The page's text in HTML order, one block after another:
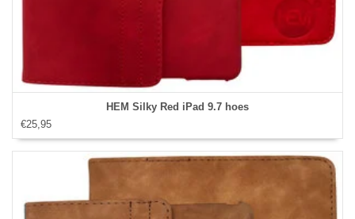
HEM Silky Red iPad 9.7 hoes
€25,95